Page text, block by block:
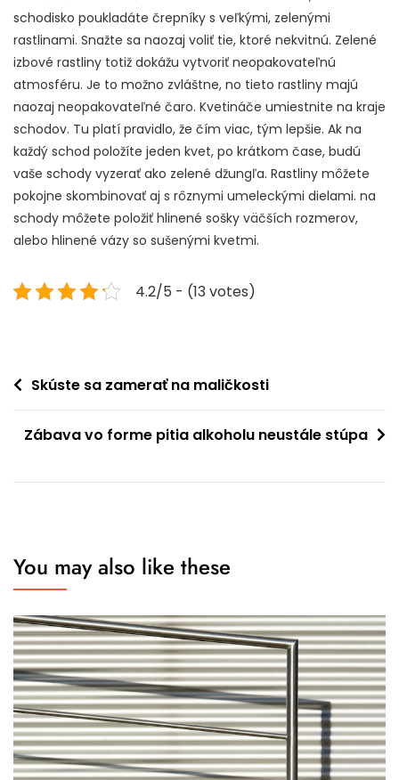
schodisko poukladáte črepníky s veľkými, zelenými
rastlinami. Snažte sa naozaj voliť tie, ktoré nekvitnú. Zelené
izbové rastliny totiž dokážu vytvoriť neopakovateľnú
atmosféru. Je to možno zvláštne, no tieto rastliny majú
naozaj neopakovateľné čaro. Kvetináče umiestnite na kraje
schodov. Tu platí pravidlo, že čím viac, tým lepšie. Ak na
každý schod položíte jeden kvet, po krátkom čase, budú
vaše schody vyzerať ako zelené džungľa. Rastliny môžete
pokojne skombinovať aj s rôznymi umeleckými dielami. na
schody môžete položiť hlinené sošky väčších rozmerov,
alebo hlinené vázy so sušenými kvetmi.
4.2/5 - (13 votes)
Navigace
příspěvek
Skúste sa zamerať na maličkosti
Zábava vo forme pitia alkoholu neustále stúpa
You may also like these